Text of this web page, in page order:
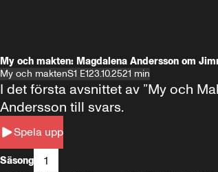
My och makten: Magdalena Andersson om
My och maktenS1 E123.10.2521 min
Spela upp
I det första avsnittet av ”My och
Andersson till svars.
Säsong 1